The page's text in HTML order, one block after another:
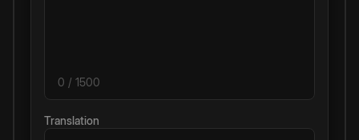
0 / 1500
Translation